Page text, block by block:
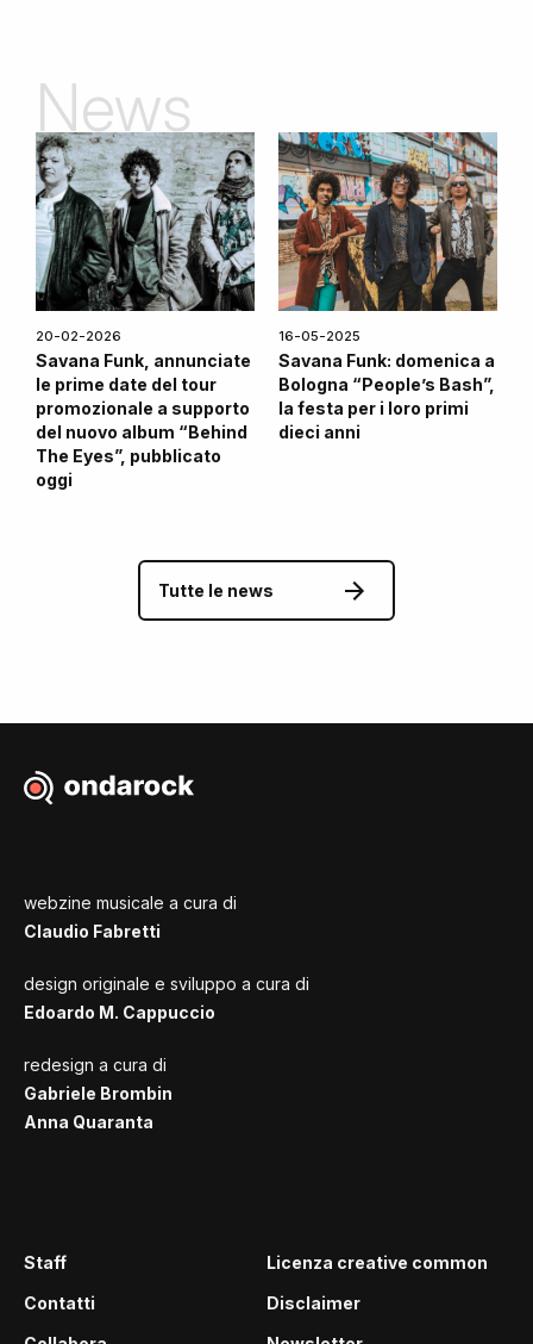
News
20-02-2026
Savana Funk, annunciate
le prime date del tour
promozionale a supporto
del nuovo album “Behind
The Eyes”, pubblicato
oggi
16-05-2025
Savana Funk: domenica a
Bologna “People’s Bash”,
la festa per i loro primi
dieci anni
Tutte le news
webzine musicale a cura di
Claudio Fabretti
design originale e sviluppo a cura di
Edoardo M. Cappuccio
redesign a cura di
Gabriele Brombin
Anna Quaranta
Staff
Contatti
Licenza creative common
Disclaimer